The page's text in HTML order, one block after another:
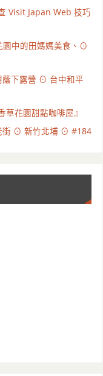
Visit Japan Web 技巧
園中的田媽媽美食、⊙
蔭下露營 ⊙ 台中和平
草花園甜點咖啡屋』
街 ⊙ 新竹北埔 ⊙ #184